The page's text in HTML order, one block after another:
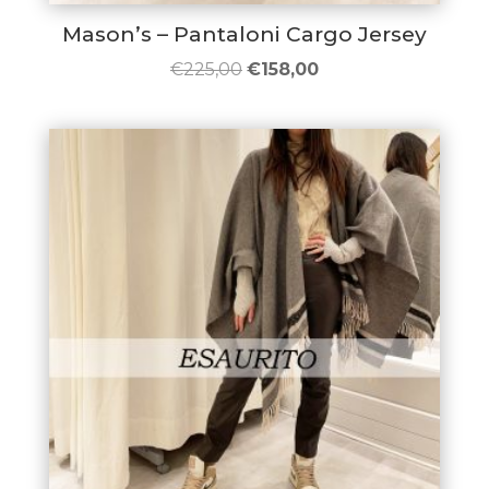
Mason’s – Pantaloni Cargo Jersey
€225,00 Il
originale
era:
€225,00.
€158,00Il
attuale
è:
€158,00.